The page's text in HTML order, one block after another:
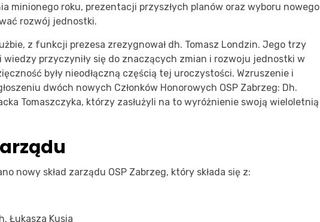
minionego roku, prezentacji przyszłych planów oraz wyboru nowego
rozwój jednostki.
z funkcji prezesa zrezygnował dh. Tomasz Londzin. Jego trzy
wiedzy przyczyniły się do znaczących zmian i rozwoju jednostki w
były nieodłączną częścią tej uroczystości. Wzruszenie i
dwóch nowych Członków Honorowych OSP Zabrzeg: Dh.
Tomaszczyka, którzy zasłużyli na to wyróżnienie swoją wieloletnią
nowy skład zarządu OSP Zabrzeg, który składa się z:
Łukasza Kusia